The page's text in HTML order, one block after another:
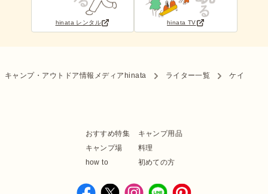
hinata レンタル hinata TV
キャンプ・アウトドア情報メディアhinata ライター一覧 ケイ
おすすめ特集
キャンプ用品
キャンプ場
料理
how to
初めての方